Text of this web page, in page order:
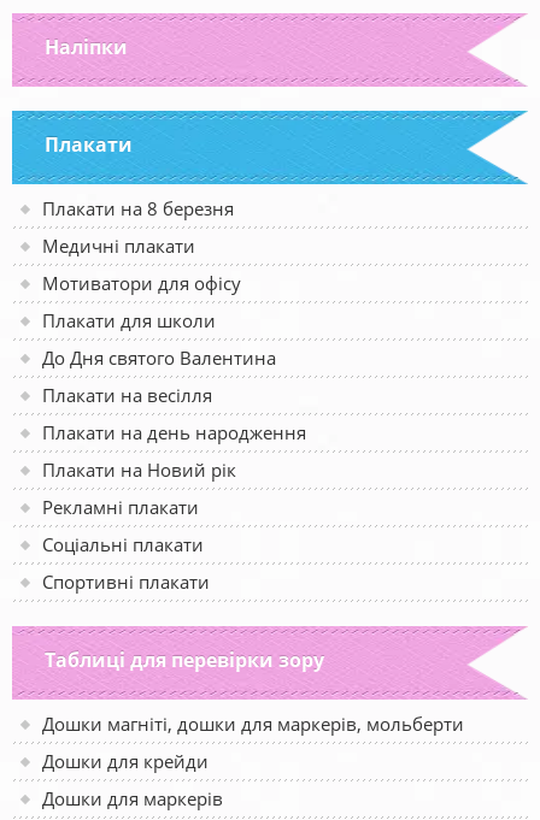
Наліпки
Плакати
Плакати на 8 березня
Медичні плакати
Мотиватори для офісу
Плакати для школи
До Дня святого Валентина
Плакати на весілля
Плакати на день народження
Плакати на Новий рік
Рекламні плакати
Соціальні плакати
Спортивні плакати
Таблиці для перевірки зору
Дошки магніті, дошки для маркерів, мольберти
Дошки для крейди
Дошки для маркерів